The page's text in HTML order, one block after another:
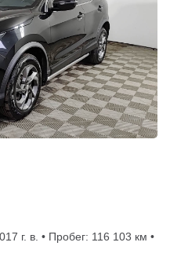
г. в. • Пробег: 116 103 км •